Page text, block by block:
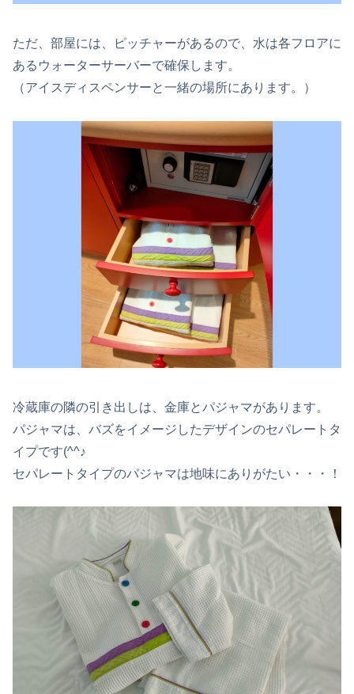
ただ、部屋には、ピッチャーがあるので、水は各フロアに
あるウォーターサーバーで確保します。
（アイスディスペンサーと一緒の場所にあります。）
冷蔵庫の隣の引き出しは、金庫とパジャマがあります。
パジャマは、バズをイメージしたデザインのセパレートタ
イプです(^^♪
セパレートタイプのパジャマは地味にありがたい・・・！